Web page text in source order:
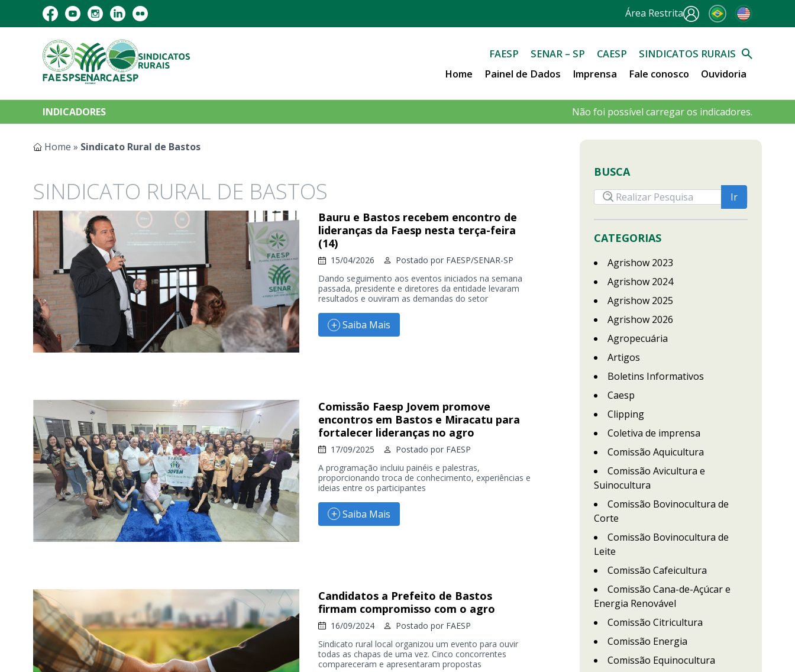
Área Restrita
FAESP SENAR – SP CAESP
SINDICATOS RURAIS
Home
Painel de Dados Imprensa Fale conosco Ouvidoria
INDICADORES Não foi possível carregar os indicadores.
Home » Sindicato Rural de Bastos
SINDICATO RURAL DE BASTOS
Bauru e Bastos recebem encontro de
lideranças da Faesp nesta terça-feira
(14)
15/04/2026 Postado por FAESP/SENAR-SP
Dando seguimento aos eventos iniciados na semana
passada, presidente e diretores da entidade levaram
resultados e ouviram as demandas do setor
Saiba Mais
Comissão Faesp Jovem promove
encontros em Bastos e Miracatu para
fortalecer lideranças no agro
17/09/2025 Postado por FAESP
A programação incluiu painéis e palestras,
proporcionando troca de conhecimento, experiências e
ideias entre os participantes
Saiba Mais
Candidatos a Prefeito de Bastos
firmam compromisso com o agro
16/09/2024 Postado por FAESP
Sindicato rural local organizou um evento para ouvir
todas as chapas de uma vez. Cinco concorrentes
compareceram e apresentaram propostas
BUSCA
CATEGORIAS
Agrishow 2023
Agrishow 2024
Agrishow 2025
Agrishow 2026
Agropecuária
Artigos
Boletins Informativos
Caesp
Clipping
Coletiva de imprensa
Comissão Aquicultura
Comissão Avicultura e
Suinocultura
Comissão Bovinocultura de
Corte
Comissão Bovinocultura de
Leite
Comissão Cafeicultura
Comissão Cana-de-Açúcar e
Energia Renovável
Comissão Citricultura
Comissão Energia
Comissão Equinocultura